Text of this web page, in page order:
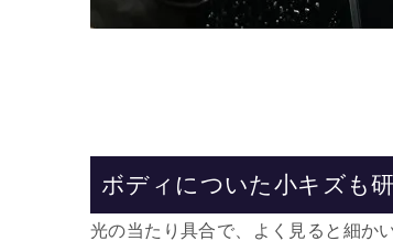
ボディについた小キズも
光の当たり具合で、よく見ると細か